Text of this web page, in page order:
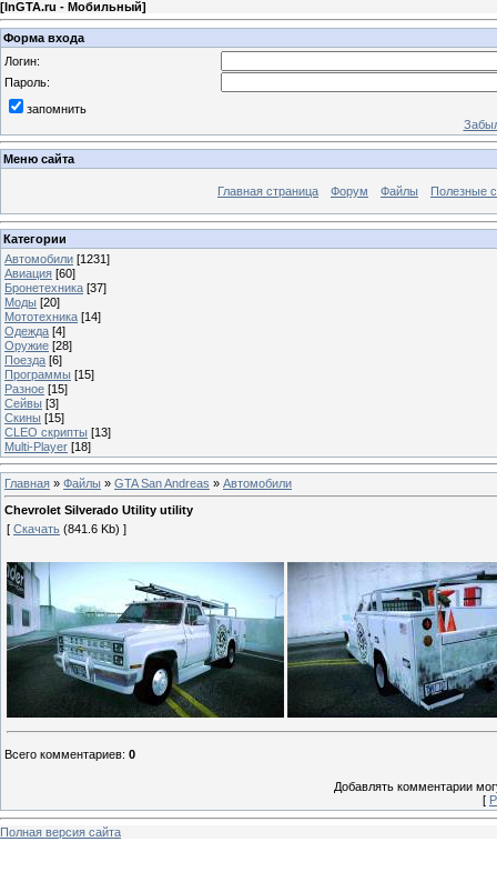
[InGTA.ru - Мобильный]
Форма входа
Логин:
Пароль:
запомнить
Меню сайта
Главная страница Форум Файлы Полезные
Категории
Автомобили [1231]
Авиация [60]
Бронетехника [37]
Моды [20]
Мототехника [14]
Одежда [4]
Оружие [28]
Поезда [6]
Программы [15]
Разное [15]
Сейвы [3]
Скины [15]
CLEO скрипты [13]
Multi-Player [18]
Главная » Файлы » GTA San Andreas » Автомобили
Chevrolet Silverado Utility utility
[ Скачать (841.6 Kb) ]
Всего комментариев: 0
Добавлять комментарии
[
Полная версия сайта